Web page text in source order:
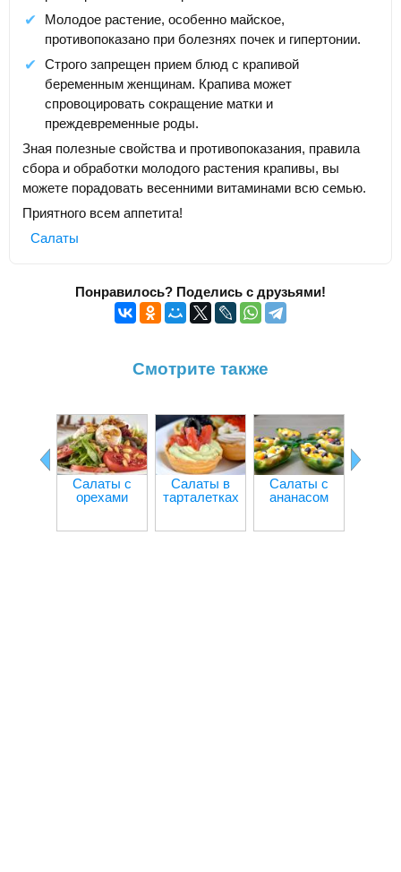
Молодое растение, особенно майское,
противопоказано при болезнях почек и гипертонии.
Строго запрещен прием блюд с крапивой
беременным женщинам. Крапива может
спровоцировать сокращение матки и
преждевременные роды.
Зная полезные свойства и противопоказания, правила
сбора и обработки молодого растения крапивы, вы
можете порадовать весенними витаминами всю семью.
Приятного всем аппетита!
Салаты
Понравилось? Поделись с друзьями!
Смотрите также
Салаты с
орехами
Салаты в
тарталетках
Салаты с
ананасом